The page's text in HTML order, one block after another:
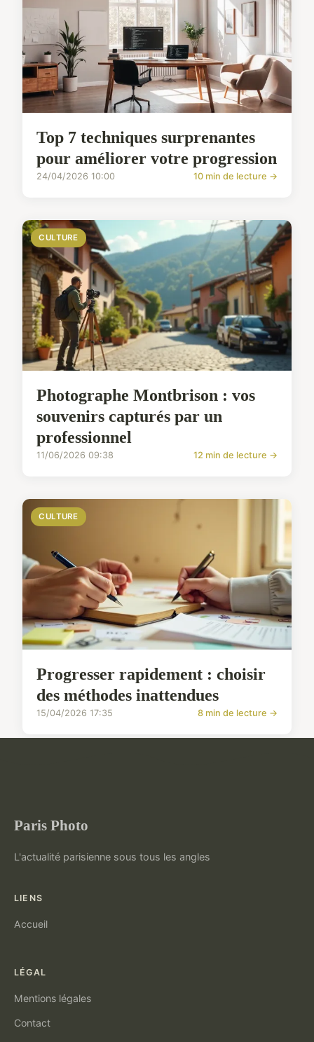
Top 7 techniques surprenantes
pour améliorer votre progression
24/04/2026 10:00 10 min de lecture →
CULTURE
Photographe Montbrison : vos
souvenirs capturés par un
professionnel
11/06/2026 09:38 12 min de lecture →
CULTURE
Progresser rapidement : choisir
des méthodes inattendues
15/04/2026 17:35 8 min de lecture →
Paris Photo
L'actualité parisienne sous tous les angles
LIENS
Accueil
LÉGAL
Mentions légales
Contact